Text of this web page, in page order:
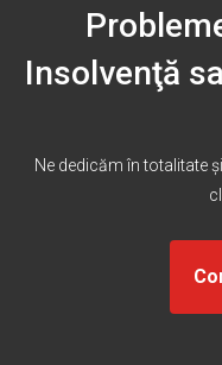
Insolvenţă
Ne dedicăm în totalitate